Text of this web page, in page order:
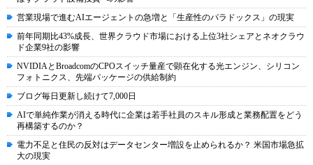
営業現場で進むAIエージェントの急増と「生産性のパラドックス」の現実
前年同期比43%成長、世界クラウド市場における上位3社シェアとネオクラウ
ド企業9社の影響
NVIDIAとBroadcomのCPOスイッチ量産で顕在化する光エンジン、シリコン
フォトニクス、先端パッケージの供給制約
ブログ毎日更新し続けて7,000日
AIで単純作業が消える時代に企業は若手社員のスキル形成と業務配置をどう
再構築するのか？
電力不足と住民の反対はデータセンター増設を止められるか？ 米国市場急拡
大の現実